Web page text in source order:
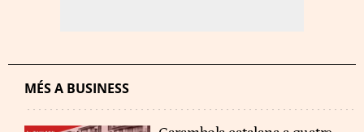
MÉS A BUSINESS